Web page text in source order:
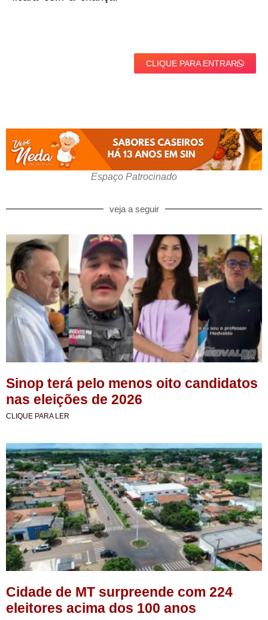
CLIQUE PARA ENTRAR
Espaço Patrocinado
veja a seguir
Sinop terá pelo menos oito candidatos
nas eleições de 2026
CLIQUE PARA LER
Cidade de MT surpreende com 224
eleitores acima dos 100 anos